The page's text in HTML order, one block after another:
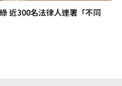
近300名法律人連署「不同